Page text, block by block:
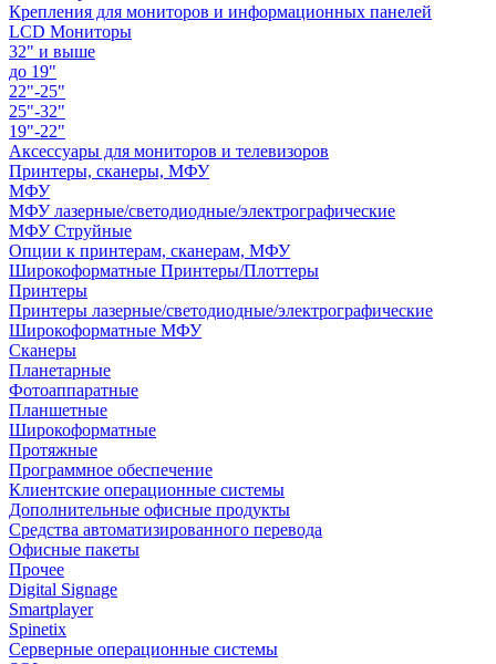
Крепления для мониторов и информационных панелей
LCD Мониторы
32" и выше
до 19"
22"-25"
25"-32"
19"-22"
Аксессуары для мониторов и телевизоров
Принтеры, сканеры, МФУ
МФУ
МФУ лазерные/светодиодные/электрографические
МФУ Струйные
Опции к принтерам, сканерам, МФУ
Широкоформатные Принтеры/Плоттеры
Принтеры
Принтеры лазерные/светодиодные/электрографические
Широкоформатные МФУ
Сканеры
Планетарные
Фотоаппаратные
Планшетные
Широкоформатные
Протяжные
Программное обеспечение
Клиентские операционные системы
Дополнительные офисные продукты
Средства автоматизированного перевода
Офисные пакеты
Прочее
Digital Signage
Smartplayer
Spinetix
Серверные операционные системы